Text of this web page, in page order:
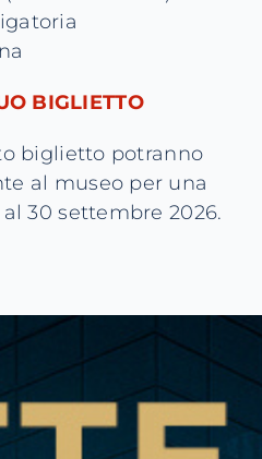
BIGLIETTO
biglietto potranno
al museo per una
30 settembre 2026.